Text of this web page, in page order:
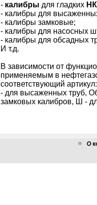
- калибры для гладких
- калибры для
- калибры замковые;
- калибры для насосных
- калибры для обсадных
И т.д.
В зависимости от
применяемым в
соответствующий
- для высаженных труб,
замковых калибров, Ш -
О